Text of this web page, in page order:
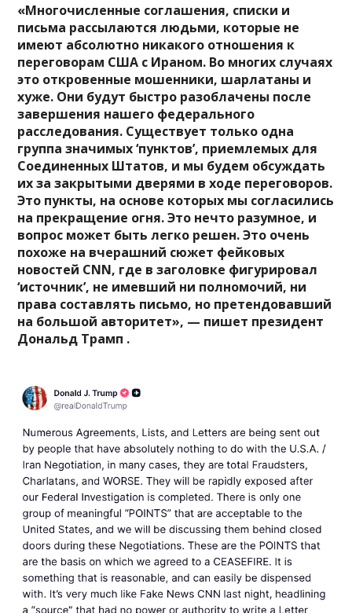
«Многочисленные соглашения, списки и
письма рассылаются людьми, которые не
имеют абсолютно никакого отношения к
переговорам США с Ираном. Во многих случаях
это откровенные мошенники, шарлатаны и
хуже. Они будут быстро разоблачены после
завершения нашего федерального
расследования. Существует только одна
группа значимых ‘пунктов’, приемлемых для
Соединенных Штатов, и мы будем обсуждать
их за закрытыми дверями в ходе переговоров.
Это пункты, на основе которых мы согласились
на прекращение огня. Это нечто разумное, и
вопрос может быть легко решен. Это очень
похоже на вчерашний сюжет фейковых
новостей CNN, где в заголовке фигурировал
‘источник’, не имевший ни полномочий, ни
права составлять письмо, но претендовавший
на большой авторитет», — пишет президент
Дональд Трамп .